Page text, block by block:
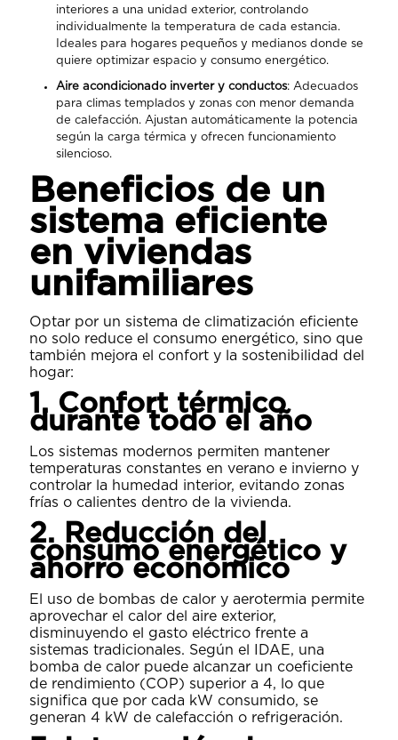
interiores a una unidad exterior, controlando
individualmente la temperatura de cada estancia.
Ideales para hogares pequeños y medianos donde se
quiere optimizar espacio y consumo energético.
Aire acondicionado inverter y conductos: Adecuados
para climas templados y zonas con menor demanda
de calefacción. Ajustan automáticamente la potencia
según la carga térmica y ofrecen funcionamiento
silencioso.
Beneficios de un
sistema eficiente
en viviendas
unifamiliares
Optar por un sistema de climatización eficiente
no solo reduce el consumo energético, sino que
también mejora el confort y la sostenibilidad del
hogar:
1. Confort térmico
durante todo el año
Los sistemas modernos permiten mantener
temperaturas constantes en verano e invierno y
controlar la humedad interior, evitando zonas
frías o calientes dentro de la vivienda.
2. Reducción del
consumo energético y
ahorro económico
El uso de bombas de calor y aerotermia permite
aprovechar el calor del aire exterior,
disminuyendo el gasto eléctrico frente a
sistemas tradicionales. Según el IDAE, una
bomba de calor puede alcanzar un coeficiente
de rendimiento (COP) superior a 4, lo que
significa que por cada kW consumido, se
generan 4 kW de calefacción o refrigeración.